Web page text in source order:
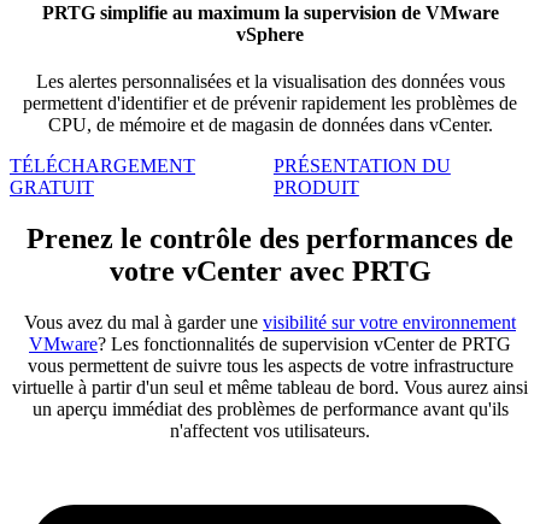
PRTG simplifie au maximum la supervision de VMware
vSphere
Les alertes personnalisées et la visualisation des données vous
permettent d'identifier et de prévenir rapidement les problèmes de
CPU, de mémoire et de magasin de données dans vCenter.
TÉLÉCHARGEMENT
GRATUIT
PRÉSENTATION DU
PRODUIT
Prenez le contrôle des performances de
votre vCenter avec PRTG
Vous avez du mal à garder une visibilité sur votre environnement
VMware? Les fonctionnalités de supervision vCenter de PRTG
vous permettent de suivre tous les aspects de votre infrastructure
virtuelle à partir d'un seul et même tableau de bord. Vous aurez ainsi
un aperçu immédiat des problèmes de performance avant qu'ils
n'affectent vos utilisateurs.